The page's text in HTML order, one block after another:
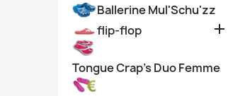
Ballerine Mul'Schu'zz
flip-flop

Tongue Crap's Duo Femme